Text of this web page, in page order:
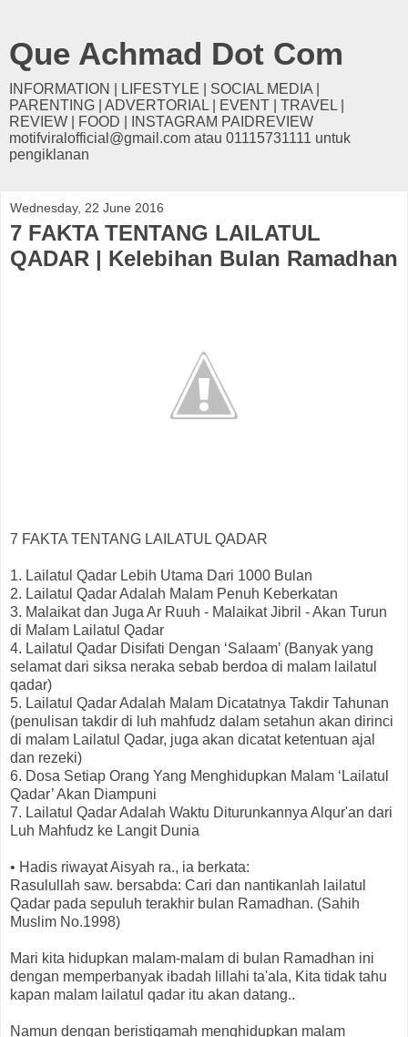
Que Achmad Dot Com
INFORMATION | LIFESTYLE | SOCIAL MEDIA |
PARENTING | ADVERTORIAL | EVENT | TRAVEL |
REVIEW | FOOD | INSTAGRAM PAIDREVIEW
motifviralofficial@gmail.com atau 01115731111 untuk
pengiklanan
Wednesday, 22 June 2016
7 FAKTA TENTANG LAILATUL
QADAR | Kelebihan Bulan Ramadhan
7 FAKTA TENTANG LAILATUL QADAR
1. Lailatul Qadar Lebih Utama Dari 1000 Bulan
2. Lailatul Qadar Adalah Malam Penuh Keberkatan
3. Malaikat dan Juga Ar Ruuh - Malaikat Jibril - Akan Turun
di Malam Lailatul Qadar
4. Lailatul Qadar Disifati Dengan ‘Salaam’ (Banyak yang
selamat dari siksa neraka sebab berdoa di malam lailatul
qadar)
5. Lailatul Qadar Adalah Malam Dicatatnya Takdir Tahunan
(penulisan takdir di luh mahfudz dalam setahun akan dirinci
di malam Lailatul Qadar, juga akan dicatat ketentuan ajal
dan rezeki)
6. Dosa Setiap Orang Yang Menghidupkan Malam ‘Lailatul
Qadar’ Akan Diampuni
7. Lailatul Qadar Adalah Waktu Diturunkannya Alqur'an dari
Luh Mahfudz ke Langit Dunia
• Hadis riwayat Aisyah ra., ia berkata:
Rasulullah saw. bersabda: Cari dan nantikanlah lailatul
Qadar pada sepuluh terakhir bulan Ramadhan. (Sahih
Muslim No.1998)
Mari kita hidupkan malam-malam di bulan Ramadhan ini
dengan memperbanyak ibadah lillahi ta'ala, Kita tidak tahu
kapan malam lailatul qadar itu akan datang..
Namun dengan beristiqamah menghidupkan malam